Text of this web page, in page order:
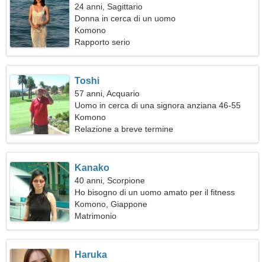
24 anni, Sagittario
Donna in cerca di un uomo
Komono
Rapporto serio
Toshi
57 anni, Acquario
Uomo in cerca di una signora anziana 46-55
Komono
Relazione a breve termine
Kanako
40 anni, Scorpione
Ho bisogno di un uomo amato per il fitness
Komono, Giappone
Matrimonio
Haruka